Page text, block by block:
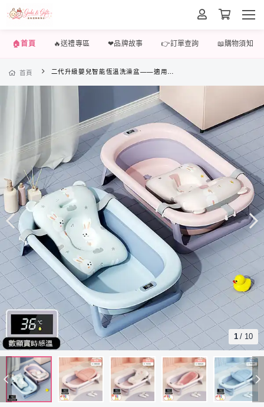
🏠首頁 🔥送禮專區 ❤品牌故事 👉訂單查詢 📖購物須知
首頁 二代升級嬰兒智能恆溫洗澡盆——適用於0-8歲的寶寶，可折疊可懸掛不佔空間，輕鬆解放媽咪雙手
1 / 10